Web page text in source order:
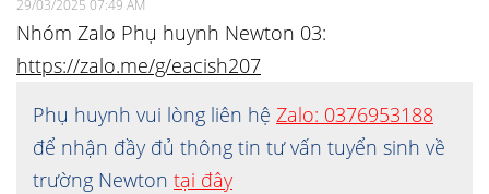
29/03/2025 07:49 AM
Nhóm Zalo Phụ huynh Newton 03:
https://zalo.me/g/eacish207
Phụ huynh vui lòng liên hệ Zalo: 0376953188
để nhận đầy đủ thông tin tư vấn tuyển sinh về
trường Newton tại đây